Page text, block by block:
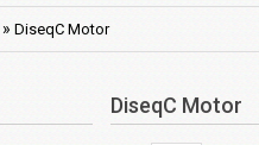
» DiseqC Motor
DiseqC Motor